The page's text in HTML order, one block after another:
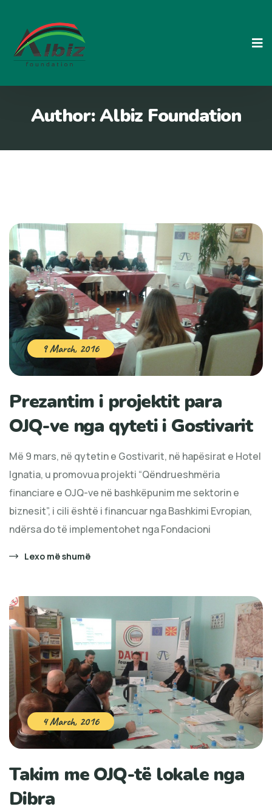
content
Author:Albiz Foundation
9 March, 2016
Prezantim i projektit para
OJQ-ve nga qyteti i Gostivarit
Më 9 mars, në qytetin e Gostivarit, në hapësirat e Hotel
Ignatia, u promovua projekti “Qëndrueshmëria
financiare e OJQ-ve në bashkëpunim me sektorin e
biznesit”, i cili është i financuar nga Bashkimi Evropian,
ndërsa do të implementohet nga Fondacioni
Lexo më shumë
4 March, 2016
Takim me OJQ-të lokale nga
Dibra